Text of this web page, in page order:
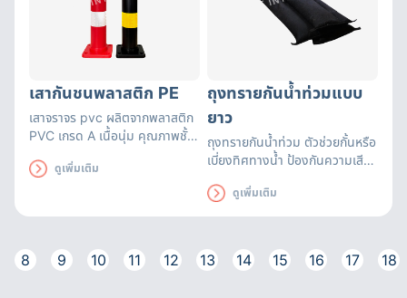
เสากันชนพลาสติก PE
เสาจราจร pvc ผลิตจากพลาสติก
PVC เกรด A เนื้อนุ่ม คุณภาพชั้น
ป้องกันรังสี UV สีส้มสด
ดูเพิ่มเติม
ถุงทรายกันน้ำท่วมแบบ
ยาว
ถุงทรายกันน้ำท่วม ตัวช่วยกั้นหรือ
เบี่ยงทิศทางน้ำ ป้องกันความเสีย
ถึง 3 เดือน ถุงทรายดูดซับน้ำได้
อย่างรวดเร็ว มีหูหิ้วสะดวกต่อการ
ดูเพิ่มเติม
8 9 10 11 12 13 14 15 16 17 18